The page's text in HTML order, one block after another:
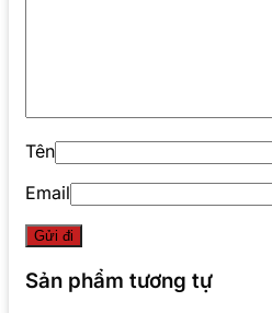
Tên
Email
Sản phẩm tương tự